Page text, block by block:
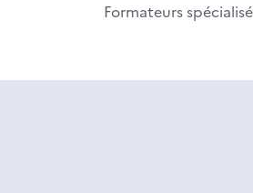
Formateurs